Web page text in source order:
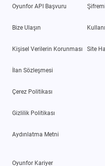
Oyunfor API Başvuru
Bize Ulaşın
Kişisel Verilerin Korunması
İlan Sözleşmesi
Çerez Politikası
Gizlilik Politikası
Aydınlatma Metni
Site
Oyunfor Kariyer